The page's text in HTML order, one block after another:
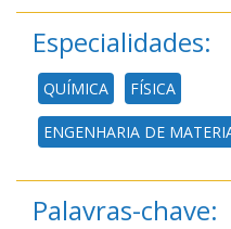
Especialidades:
QUÍMICA FÍSICA
ENGENHARIA DE
Palavras-chave: